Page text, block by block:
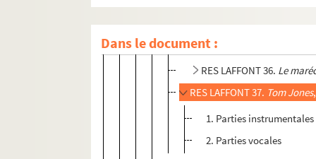
Dans le document :RES LAFFONT 35.
RES LAFFONT 36. Le
RES LAFFONT 37. Tom Jones
1. Parties instrumentales
2. Parties vocales